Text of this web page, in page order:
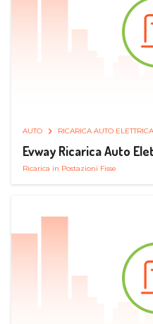
AUTO RICARICA AUTO ELETTRICA
Evway Ricarica Auto
Ricarica in Postazioni Fisse